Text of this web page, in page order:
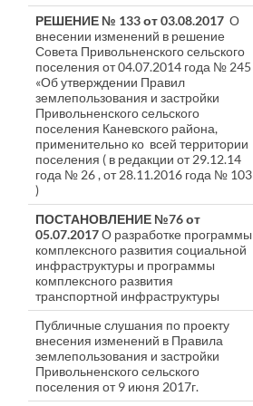
РЕШЕНИЕ № 133 от 03.08.2017 О
внесении изменений в решение
Совета Привольненского сельского
поселения от 04.07.2014 года № 245
«Об утверждении Правил
землепользования и застройки
Привольненского сельского
поселения Каневского района,
применительно ко всей территории
поселения ( в редакции от 29.12.14
года № 26 , от 28.11.2016 года № 103
)
ПОСТАНОВЛЕНИЕ №76 от
05.07.2017О разработке программы
комплексного развития социальной
инфраструктуры и программы
комплексного развития
транспортной инфраструктуры
Публичные слушания по проекту
внесения изменений в Правила
землепользования и застройки
Привольненского сельского
поселения от 9 июня 2017г.